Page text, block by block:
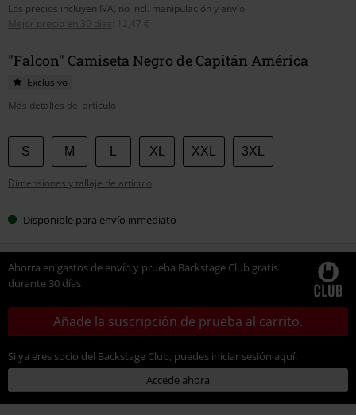
Los precios incluyen IVA, no incl. manipulación y envío
Mejor precio en 30 días
12,47 €
"Falcon" Camiseta Negro de Capitán América
Exclusivo
Más detalles del artículo
Elige
tu
talla
S M XL XXL 3XL
Dimensiones y tallaje de artículo
Disponible para envío inmediato
Ahorra en gastos de envío y prueba Backstage Club gratis
durante 30 días
Añade la suscripción de prueba al carrito.
Si ya eres socio del Backstage Club, puedes iniciar sesión aquí:
Accede ahora